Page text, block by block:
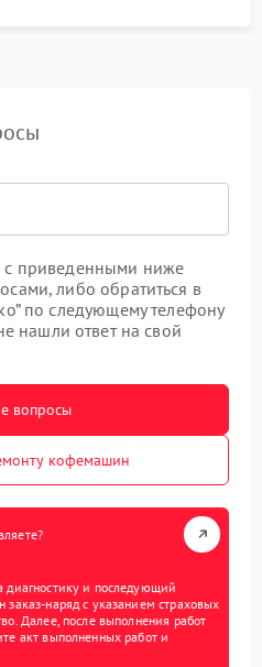
с приведенными ниже
либо обратиться в
по следующему телефону
нашли ответ на свой
вопросы
кофемашин
диагностику и последующий
заказ-наряд с указанием страховых
Далее, после выполнения работ
акт выполненных работ и